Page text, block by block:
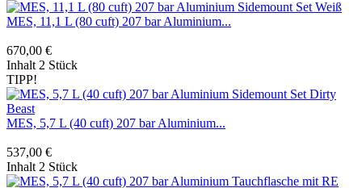
MES, 11,1 L (80 cuft) 207 bar Aluminium...
670,00 €
Inhalt 2 Stück
TIPP!
MES, 5,7 L (40 cuft) 207 bar Aluminium...
537,00 €
Inhalt 2 Stück